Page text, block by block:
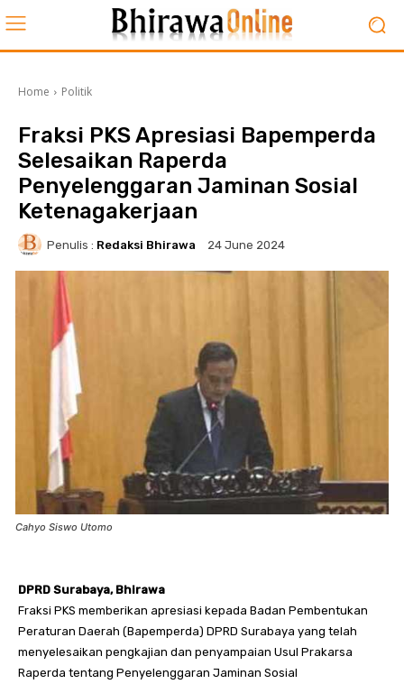
Home Politik
Fraksi PKS Apresiasi Bapemperda
Selesaikan Raperda
Penyelenggaran Jaminan Sosial
Ketenagakerjaan
Penulis : Redaksi Bhirawa 24 June 2024
Cahyo Siswo Utomo
DPRD Surabaya, Bhirawa
Fraksi PKS memberikan apresiasi kepada Badan Pembentukan
Peraturan Daerah (Bapemperda) DPRD Surabaya yang telah
menyelesaikan pengkajian dan penyampaian Usul Prakarsa
Raperda tentang Penyelenggaran Jaminan Sosial